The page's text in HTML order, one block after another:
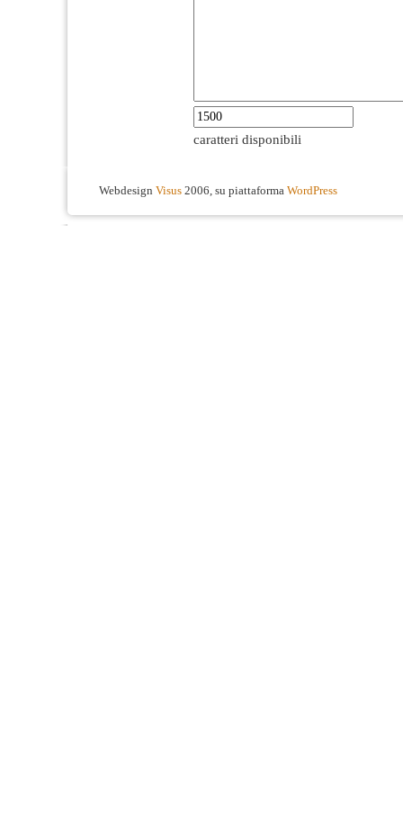
caratteri disponibili
Webdesign Visus 2006, su piattaforma WordPress